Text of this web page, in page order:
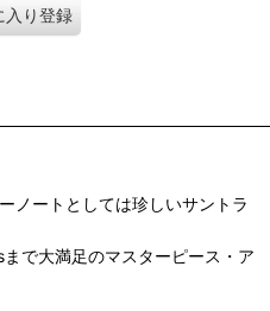
入り登録
ノートとしては珍しいサントラ
で大満足のマスターピース・ア